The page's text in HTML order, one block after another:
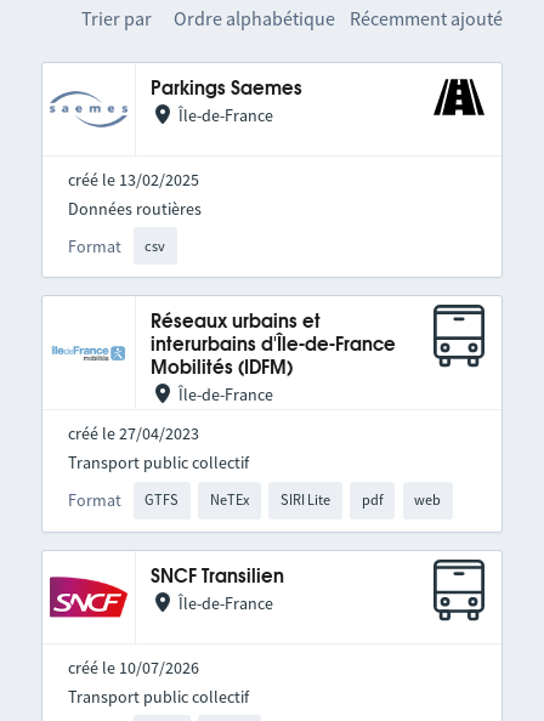
Trier par Ordre alphabétique Récemment ajouté
Parkings Saemes
Île-de-France
créé le 13/02/2025
Format csv
Données routières
Réseaux urbains et
interurbains d'Île-de-France
Mobilités (IDFM)
Île-de-France
créé le 27/04/2023
Format GTFS NeTEx SIRI Lite pdf web
Transport public collectif
SNCF Transilien
Île-de-France
créé le 10/07/2026
Transport public collectif